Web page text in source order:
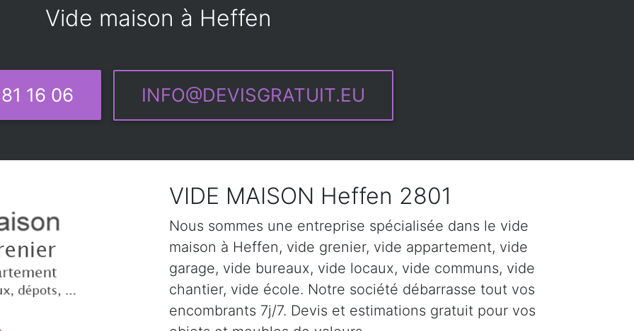
Vide maison à Heffen
16 06 INFO@DEVISGRATUIT.EU
VIDE MAISON Heffen 2801
Nous sommes une entreprise spécialisée dans le vide
maison à Heffen, vide grenier, vide appartement, vide
garage, vide bureaux, vide locaux, vide communs, vide
chantier, vide école. Notre société débarrasse tout vos
encombrants 7j/7. Devis et estimations gratuit pour vos